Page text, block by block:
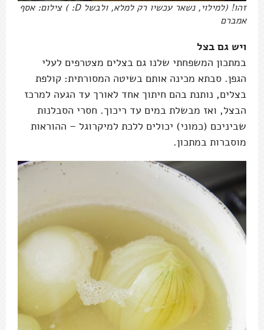
זהו! (למילוי, נשאר עכשיו רק למלא, ולבשל D: ) צילום: אסף
אמברם
ויש גם בצל
במתכון המשפחתי שלנו גם בצלים מצטרפים לעלי
הגפן. סבתא מכינה אותם בשיטה המסורתית: קולפת
בצלים, נותנת בהם חיתוך אחד לאורך עד הגעה למרכז
הבצל, ואז מבשלת במים עד ריכוך. חסרי הסבלנות
שביניכם (כמוני) יכולים ללכת למיקרוגל – ההוראות
מוסברות במתכון.